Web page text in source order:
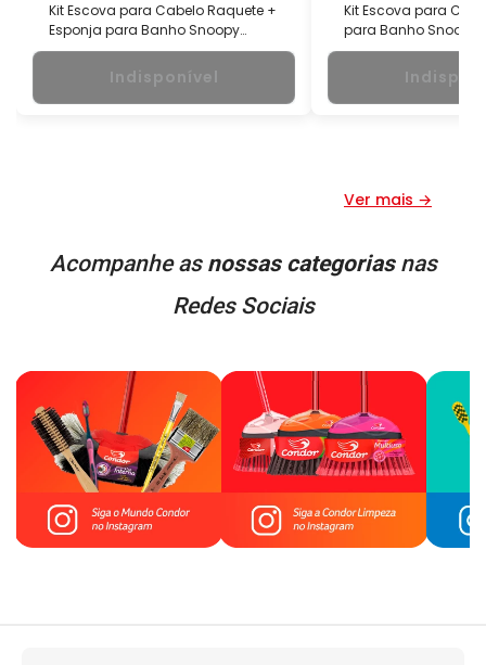
Kit Escova para Cabelo Raquete +
Esponja para Banho Snoopy
Condor
Indisponível
Kit Escova para
para Banho Snoopy
Ver mais →
Acompanhe as nossas categoriasnas
Redes Sociais